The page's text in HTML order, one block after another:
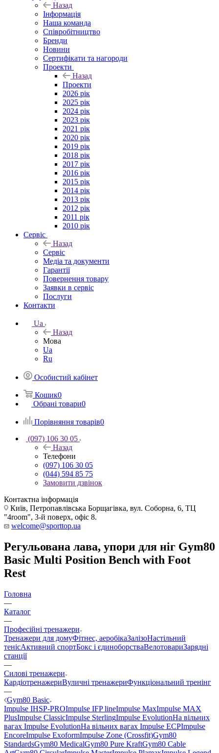
Назад
Інформація
Наша команда
Співробітництво
Бренди
Новини
Сертифікати та нагороди
Проекти
Назад
Проекти
2026 рік
2025 рік
2024 рік
2023 рік
2021 рік
2020 рік
2019 рік
2018 рік
2017 рік
2016 рік
2015 рік
2014 рік
2013 рік
2012 рік
2011 рік
2010 рік
Сервіс
Назад
Сервіс
Медіа та документи
Гарантії
Повернення товару
Заявки в сервіс
Послуги
Контакти
Ua
Назад
Мова
Ua
Ru
Особистий кабінет
Кошик0
Обрані товари0
Порівняння товарів0
(097) 106 30 05
Назад
Телефони
(097) 106 30 05
(044) 594 85 75
Замовити дзвінок
Контактна інформація
Київ, Петропавлівська Борщагівка, вул. Соборна, 6, ТЦ
"4room", 3-й поверх, офіс 8.
welcome@sporttop.ua
Регульована лава, упори для ніг Gym80
Basic Multi Position Bench with Foot
Rest
Головна
—
Каталог
—
Професійні тренажери
Тренажери для домуФітнес, аеробікаЗалізоНастільний
тенісАктивний спортБокс і єдиноборстваВелотовариЗарядні
станції
—
Силові тренажери
КардіотренажериВуличні тренажериФункціональний тренінг
—
Gym80 Basic
Impulse IHSP-PROImpulse IFP lineImpulse MaxImpulse MAX
PlusImpulse ClassicImpulse SterlingImpulse EvolutionНа вільних
вагах Impulse EvolutionНа вільних вагах Impulse ECPImpulse
EncoreImpulse ExoformImpulse Zone (Crossfit)Gym80
StandardsGym80 MedicalGym80 Pure KraftGym80 Cable